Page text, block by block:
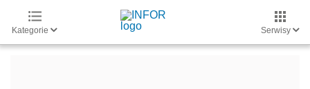
Kategorie Serwisy